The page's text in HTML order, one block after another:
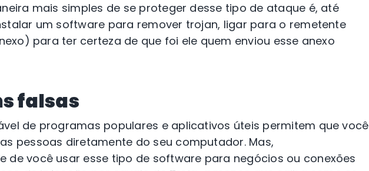
mais simples de se proteger desse tipo de ataque é, até
um software para remover trojan, ligar para o remetente
para ter certeza de que foi ele quem enviou esse anexo
falsas
de programas populares e aplicativos úteis permitem que você
pessoas diretamente do seu computador. Mas,
de você usar esse tipo de software para negócios ou conexões